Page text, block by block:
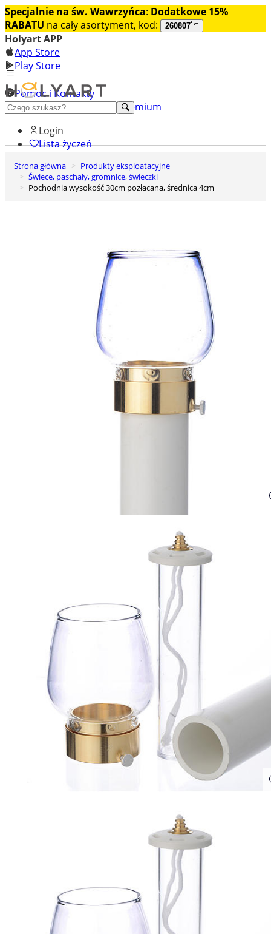
Specjalnie na św. Wawrzyńca: Dodatkowe 15%
RABATU na cały asortyment, kod: 260807
Holyart APP
App Store
Play Store
Pomoc i Kontakty
+48 222 922 860
Odkryj premium
Login
Lista życzeń
0
Koszyk
Strona główna
Produkty eksploatacyjne
Świece, paschały, gromnice, świeczki
Pochodnia wysokość 30cm pozłacana, średnica 4cm